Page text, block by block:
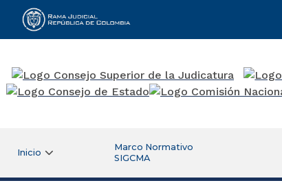
Rama Judicial
Inicio
Marco Normativo
SIGCMA